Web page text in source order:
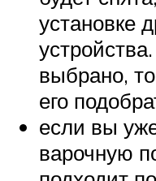
установке
выбрано,
его
если вы
варочную